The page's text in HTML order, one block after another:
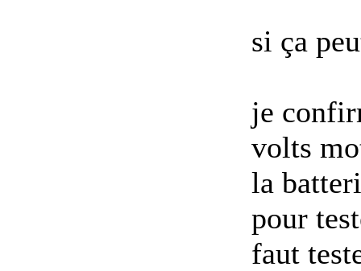
si ça
je
volts
la
pour
faut